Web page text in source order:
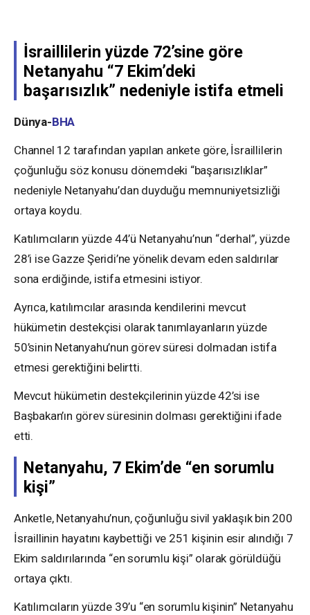
İsraillilerin yüzde 72’sine göre
Netanyahu “7 Ekim’deki
başarısızlık” nedeniyle istifa etmeli
Dünya-BHA
Channel 12 tarafından yapılan ankete göre, İsraillilerin
çoğunluğu söz konusu dönemdeki “başarısızlıklar”
nedeniyle Netanyahu’dan duyduğu memnuniyetsizliği
ortaya koydu.
Katılımcıların yüzde 44’ü Netanyahu’nun “derhal”, yüzde
28’i ise Gazze Şeridi’ne yönelik devam eden saldırılar
sona erdiğinde, istifa etmesini istiyor.
Ayrıca, katılımcılar arasında kendilerini mevcut
hükümetin destekçisi olarak tanımlayanların yüzde
50’sinin Netanyahu’nun görev süresi dolmadan istifa
etmesi gerektiğini belirtti.
Mevcut hükümetin destekçilerinin yüzde 42’si ise
Başbakan’ın görev süresinin dolması gerektiğini ifade
etti.
Netanyahu, 7 Ekim’de “en sorumlu
kişi”
Anketle, Netanyahu’nun, çoğunluğu sivil yaklaşık bin 200
İsraillinin hayatını kaybettiği ve 251 kişinin esir alındığı 7
Ekim saldırılarında “en sorumlu kişi” olarak görüldüğü
ortaya çıktı.
Katılımcıların yüzde 39’u “en sorumlu kişinin” Netanyahu